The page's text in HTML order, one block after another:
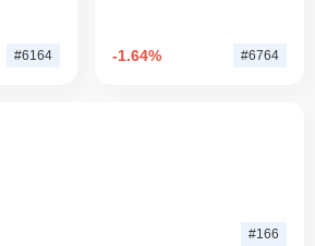
#6164 -1.64% #6764
#166